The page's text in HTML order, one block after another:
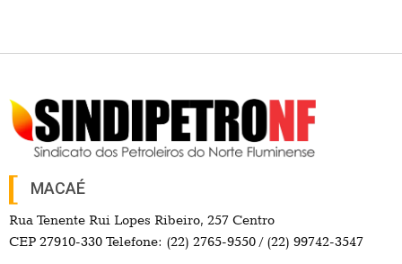
MACAÉ
Rua Tenente Rui Lopes Ribeiro, 257 Centro
CEP 27910-330 Telefone: (22) 2765-9550 / (22) 99742-3547